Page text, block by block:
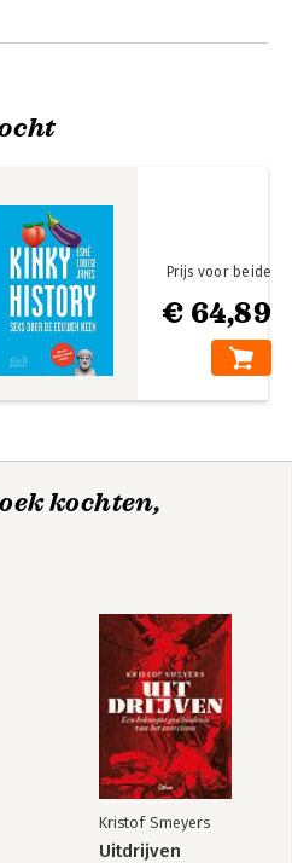
€ 64,89
Prijs voor beide
kochten,
Kristof Smeyers
Uitdrijven